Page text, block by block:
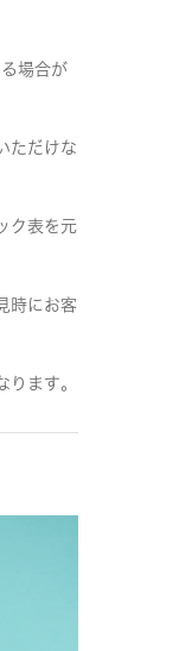
場合が
ただけな
ク表を元
時にお客
ます。